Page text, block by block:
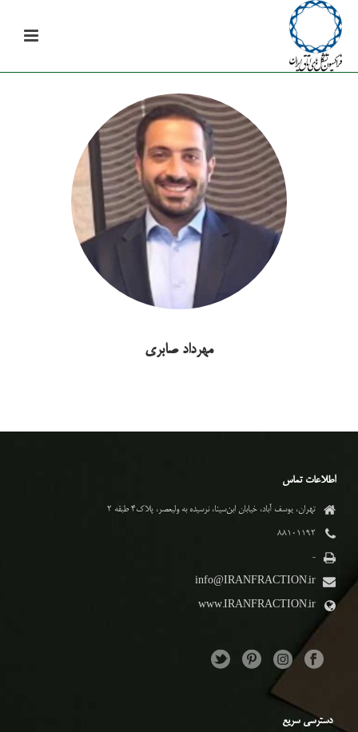
مهرداد صابری
اطلاعات تماس
تهران، یوسف آباد، خیابان ابن‌سینا، نرسیده به ولیعصر، پلاک۴ طبقه ۲
۸۸۱۰۱۱۹۲
-
info@IRANFRACTION.ir
www.IRANFRACTION.ir
دسترسی سریع